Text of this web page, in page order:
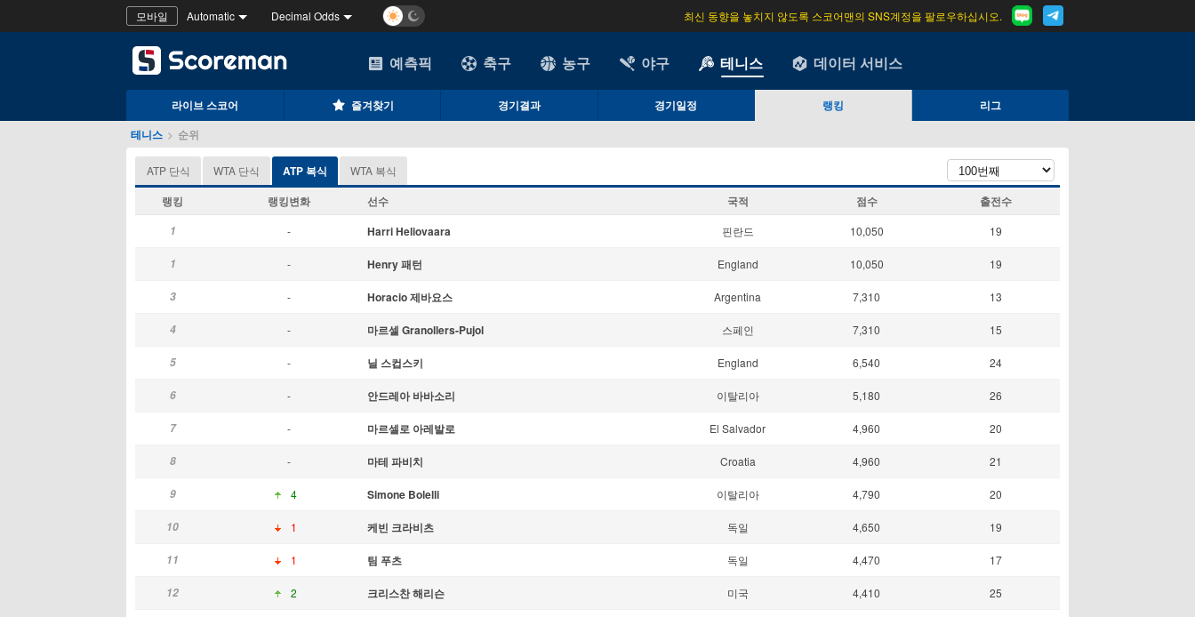
모바일 Automatic Decimal Odds 최신 동향을 놓치지 않도록 스코어맨의 SNS계정을 팔로우하십시오.
예측픽 축구 농구 야구 테니스 데이터 서비스
라이브 스코어 즐겨찾기 경기결과 경기일정 랭킹
리그
테니스 > 순위
ATP 단식 WTA 단식 ATP 복식 WTA 복식
랭킹 랭킹변화 선수 국적 점수 출전수
1 - Harri Heliovaara 핀란드 10,050 19
1 - Henry 패턴 England 10,050 19
3 - Horacio 제바요스 Argentina 7,310 13
4 - 마르셀 Granollers-Pujol 스페인 7,310 15
5 - 닐 스컵스키 England 6,540 24
6 - 안드레아 바바소리 이탈리아 5,180 26
7 - 마르셀로 아레발로 El Salvador 4,960 20
8 - 마테 파비치 Croatia 4,960 21
9 4 Simone Bolelli 이탈리아 4,790 20
10 1 케빈 크라비츠 독일 4,650 19
11 1 팀 푸츠 독일 4,470 17
12 2 크리스찬 해리슨 미국 4,410 25